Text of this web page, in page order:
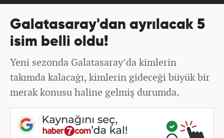
Galatasaray'dan ayrılacak 5
isim belli oldu!
Yeni sezonda Galatasaray’da kimlerin
takımda kalacağı, kimlerin gideceği büyük bir
merak konusu haline gelmiş durumda.